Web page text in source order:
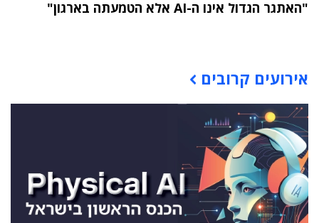
"האתגר הגדול אינו ה-AI אלא הטמעתה בארגון"
אירועים קרובים